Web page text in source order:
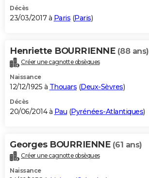
Décès
23/03/2017 à Paris (Paris)
Henriette BOURRIENNE (88 ans)
Créer une cagnotte obsèques
Naissance
12/12/1925 à Thouars (Deux-Sèvres)
Décès
20/06/2014 à Pau (Pyrénées-Atlantiques)
Georges BOURRIENNE (61 ans)
Créer une cagnotte obsèques
Naissance